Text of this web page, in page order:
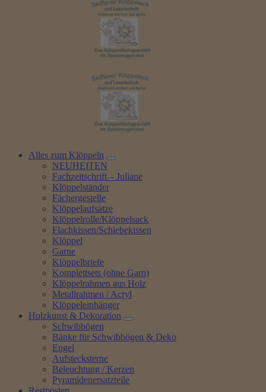
Alles zum Klöppeln
NEUHEITEN
Fachzeitschrift – Juliane
Klöppelständer
Fächergestelle
Klöppelaufsätze
Klöppelrolle/Klöppelsack
Flachkissen/Schiebekissen
Klöppel
Garne
Klöppelbriefe
Komplettsets (ohne Garn)
Klöppelrahmen aus Holz
Metallrahmen / Acryl
Klöppeleinhänger
Holzkunst & Dekoration
Schwibbögen
Bänke für Schwibbögen & Deko
Engel
Aufstecksterne
Beleuchtung / Kerzen
Pyramidenersatzteile